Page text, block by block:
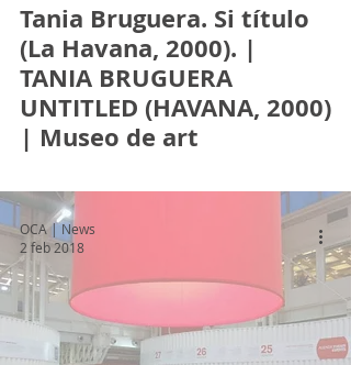
Tania Bruguera. Si título
(La Havana, 2000). |
TANIA BRUGUERA
UNTITLED (HAVANA, 2000)
| Museo de art
OCA | News
2 feb 2018